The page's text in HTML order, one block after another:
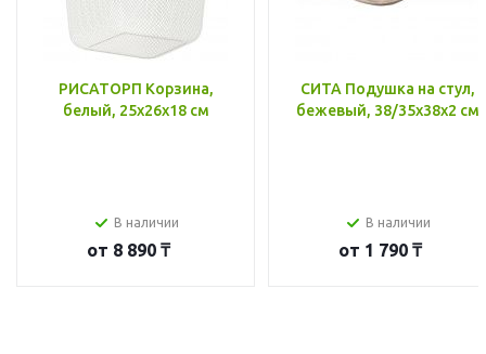
РИСАТОРП Корзина,
белый, 25x26x18 см
В наличии
от 8 890 ₸
СИТА Подушка на стул,
бежевый, 38/35x38x2 см
В наличии
от 1 790 ₸